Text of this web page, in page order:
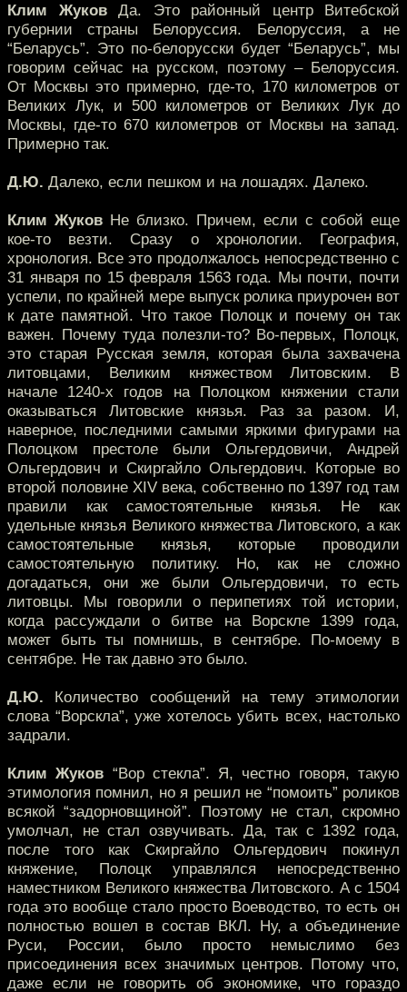
Клим ЖуковДа. Это районный центр Витебской
губернии страны Белоруссия. Белоруссия, а не
“Беларусь”. Это по-белорусски будет “Беларусь”, мы
говорим сейчас на русском, поэтому – Белоруссия.
От Москвы это примерно, где-то, 170 километров от
Великих Лук, и 500 километров от Великих Лук до
Москвы, где-то 670 километров от Москвы на запад.
Примерно так.
Д.Ю. Далеко, если пешком и на лошадях. Далеко.
Клим Жуков Не близко. Причем, если с собой еще
кое-то везти. Сразу о хронологии. География,
хронология. Все это продолжалось непосредственно с
31 января по 15 февраля 1563 года. Мы почти, почти
успели, по крайней мере выпуск ролика приурочен вот
к дате памятной. Что такое Полоцк и почему он так
важен. Почему туда полезли-то? Во-первых, Полоцк,
это старая Русская земля, которая была захвачена
литовцами, Великим княжеством Литовским. В
начале 1240-х годов на Полоцком княжении стали
оказываться Литовские князья. Раз за разом. И,
наверное, последними самыми яркими фигурами на
Полоцком престоле были Ольгердовичи, Андрей
Ольгердович и Скиргайло Ольгердович. Которые во
второй половине XIV века, собственно по 1397 год там
правили как самостоятельные князья. Не как
удельные князья Великого княжества Литовского, а как
самостоятельные князья, которые проводили
самостоятельную политику. Но, как не сложно
догадаться, они же были Ольгердовичи, то есть
литовцы. Мы говорили о перипетиях той истории,
когда рассуждали о битве на Ворскле 1399 года,
может быть ты помнишь, в сентябре. По-моему в
сентябре. Не так давно это было.
Д.Ю. Количество сообщений на тему этимологии
слова “Ворскла”, уже хотелось убить всех, настолько
задрали.
Клим Жуков “Вор стекла”. Я, честно говоря, такую
этимология помнил, но я решил не “помоить” роликов
всякой “задорновщиной”. Поэтому не стал, скромно
умолчал, не стал озвучивать. Да, так с 1392 года,
после того как Скиргайло Ольгердович покинул
княжение, Полоцк управлялся непосредственно
наместником Великого княжества Литовского. А с 1504
года это вообще стало просто Воеводство, то есть он
полностью вошел в состав ВКЛ. Ну, а объединение
Руси, России, было просто немыслимо без
присоединения всех значимых центров. Потому что,
даже если не говорить об экономике, что гораздо